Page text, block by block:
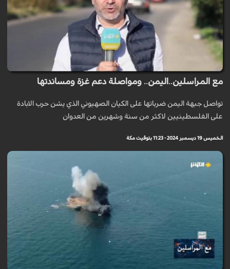
مع المراسلين..اليمن.. ومواصلة دعم غزة ومساندتها
تواصل جبهة اليمن ضرباتها على الكيان الصهيوني الذي يشن حرب الابادة
على الفلسطينيين لاكثر من سنة وشهرين من العدوان
الخميس 19 ديسمبر 2024 - 11:23 بتوقيت مكة